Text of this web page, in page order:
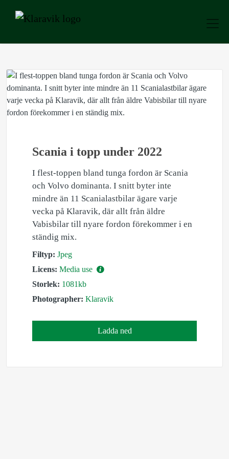
Scania i topp under 2022
I flest-toppen bland tunga fordon är Scania
och Volvo dominanta. I snitt byter inte
mindre än 11 Scanialastbilar ägare varje
vecka på Klaravik, där allt från äldre
Vabisbilar till nyare fordon förekommer i en
ständig mix.
Filtyp: Jpeg
Licens: Media use
Storlek: 1081kb
Photographer: Klaravik
Ladda ned